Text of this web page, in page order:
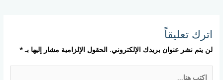
اترك تعليقاً
لن يتم نشر عنوان بريدك الإلكتروني. الحقول الإلزامية مشار إليها بـ*